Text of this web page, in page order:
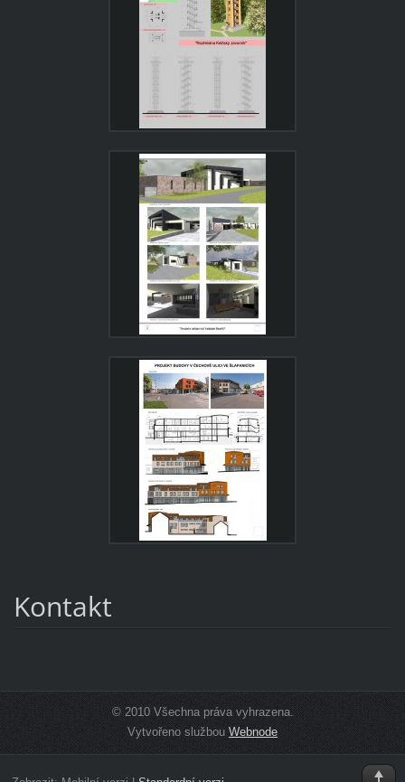
Kontakt
© 2010 Všechna práva vyhrazena.
Vytvořeno službouWebnode